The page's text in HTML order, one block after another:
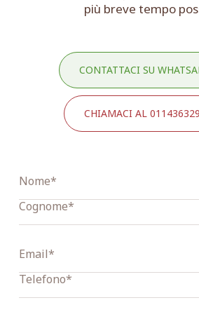
più breve tempo
CONTATTACI SU
CHIAMACI AL